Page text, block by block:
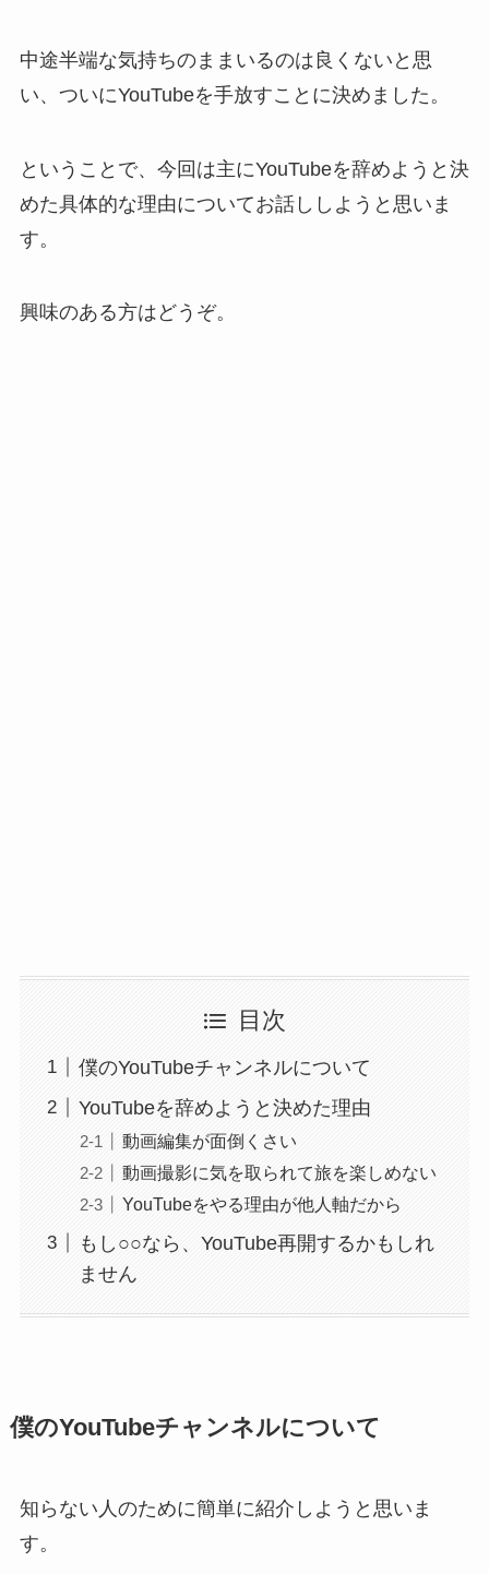
中途半端な気持ちのままいるのは良くないと思
い、ついにYouTubeを手放すことに決めました。
ということで、今回は主にYouTubeを辞めようと決
めた具体的な理由についてお話ししようと思いま
す。
興味のある方はどうぞ。
目次
僕のYouTubeチャンネルについて
YouTubeを辞めようと決めた理由
動画編集が面倒くさい
動画撮影に気を取られて旅を楽しめない
YouTubeをやる理由が他人軸だから
もし○○なら、YouTube再開するかもしれ
ません
僕のYouTubeチャンネルについて
知らない人のために簡単に紹介しようと思いま
す。